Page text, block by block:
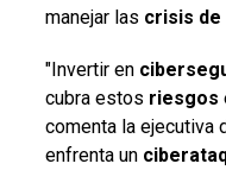
manejar las crisis de
"Invertir en
cubra estos riesgos
comenta la ejecutiva
enfrenta un